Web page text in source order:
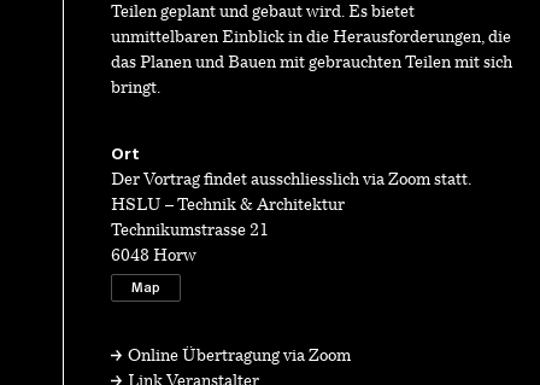
Teilen geplant und gebaut wird. Es bietet
unmittelbaren Einblick in die Herausforderungen, die
das Planen und Bauen mit gebrauchten Teilen mit sich
bringt.
Ort
Der Vortrag findet ausschliesslich via Zoom statt.
HSLU – Technik & Architektur
Technikumstrasse 21
6048 Horw
Map
Online Übertragung via Zoom